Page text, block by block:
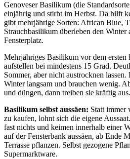
Genoveser Basilikum (die
einjährig und stirbt im Herbst. Da hilft
gibt mehrjährige Sorten: African Blue,
Strauchbasilikum überleben den Winter
Fensterplatz.
Mehrjähriges Basilikum vor dem ersten
aufstellen bei mindestens 15 Grad.
Sommer, aber nicht austrocknen
Winter langsam und brauchen wenig.
und düngen, dann treiben sie kräftig aus.
Basilikum selbst aussäen: Statt immer
zu kaufen, lohnt sich die eigene
fast nichts und keimen innerhalb einer
auf der Fensterbank aussäen, ab Ende
Terrasse pflanzen. Selbst gezogene
Supermarktware.